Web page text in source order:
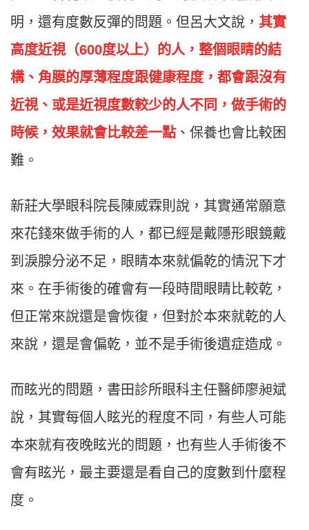
明，還有度數反彈的問題。但呂大文說， 其實
高度近視（600度以上）的人，整個眼睛的結
構、角膜的厚薄程度跟健康程度，都會跟沒有
近視、或是近視度數較少的人不同，做手術的
時候，效果就會比較差一點 、保養也會比較困
難。
新莊大學眼科院長陳威霖則說，其實通常願意
來花錢來做手術的人，都已經是戴隱形眼鏡戴
到淚腺分泌不足，眼睛本來就偏乾的情況下才
來。在手術後的確會有一段時間眼睛比較乾，
但正常來說還是會恢復，但對於本來就乾的人
來說，還是會偏乾，並不是手術後遺症造成。
而眩光的問題，書田診所眼科主任醫師廖昶斌
說，其實每個人眩光的程度不同，有些人可能
本來就有夜晚眩光的問題，也有些人手術後不
會有眩光，最主要還是看自己的度數到什麼程
度。